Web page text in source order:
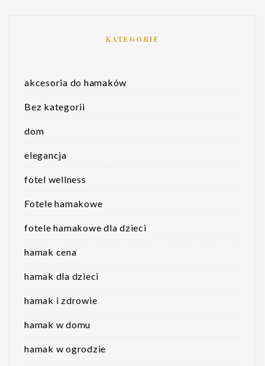
KATEGORIE
akcesoria do hamaków
Bez kategorii
dom
elegancja
fotel wellness
Fotele hamakowe
fotele hamakowe dla dzieci
hamak cena
hamak dla dzieci
hamak i zdrowie
hamak w domu
hamak w ogrodzie